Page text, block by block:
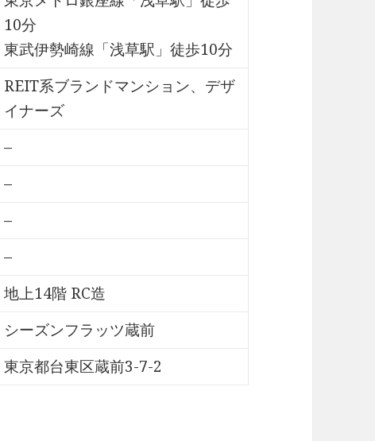
10分
東武伊勢崎線「浅草駅」徒歩10分
REIT系ブランドマンション、デザ
イナーズ
–
–
–
–
地上14階 RC造
シーズンフラッツ蔵前
東京都台東区蔵前3-7-2